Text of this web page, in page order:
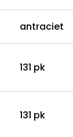
antraciet
131 pk
131 pk